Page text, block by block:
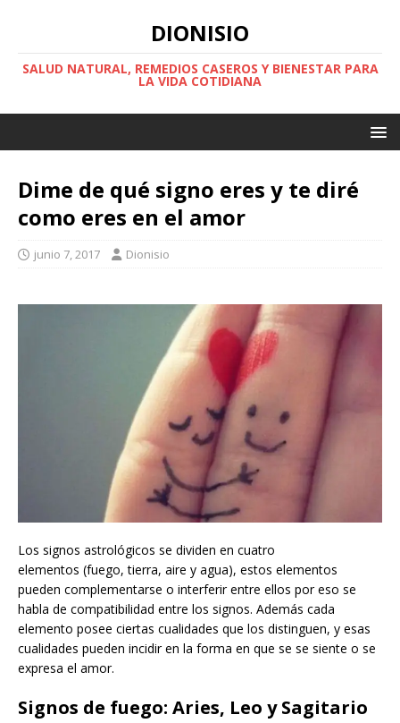
DIONISIO
SALUD NATURAL, REMEDIOS CASEROS Y BIENESTAR PARA
LA VIDA COTIDIANA
Dime de qué signo eres y te diré
como eres en el amor
junio 7, 2017 Dionisio
Los signos astrológicos se dividen en cuatro
elementos (fuego, tierra, aire y agua), estos elementos
pueden complementarse o interferir entre ellos por eso se
habla de compatibilidad entre los signos. Además cada
elemento posee ciertas cualidades que los distinguen, y esas
cualidades pueden incidir en la forma en que se se siente o se
expresa el amor.
Signos de fuego: Aries, Leo y Sagitario